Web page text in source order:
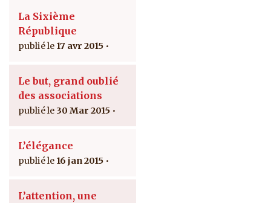
La Sixième
République
17 avr 2015
Le but, grand oublié
des associations
30 Mar 2015
L’élégance
16 jan 2015
L’attention, une